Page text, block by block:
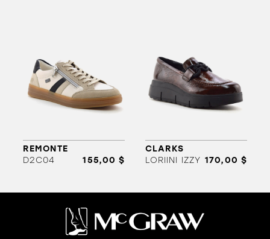
REMONTE
D2C04
155,00 $
CLARKS
LORIINI IZZY 170,00 $